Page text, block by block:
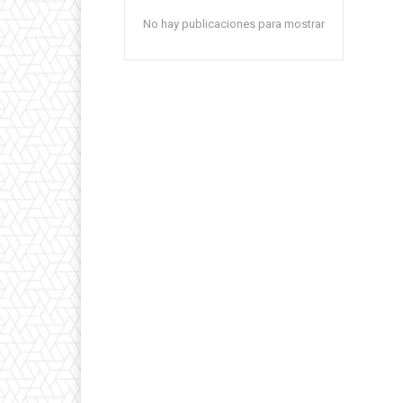
No hay publicaciones para mostrar